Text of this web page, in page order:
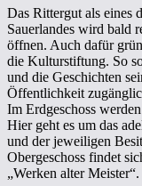
Das Rittergut als eines
Sauerlandes wird bald
öffnen. Auch dafür
die Kulturstiftung. So
und die Geschichten
Öffentlichkeit
Im Erdgeschoss
Hier geht es um das
und der jeweiligen
Obergeschoss findet
„Werken alter Meister“.